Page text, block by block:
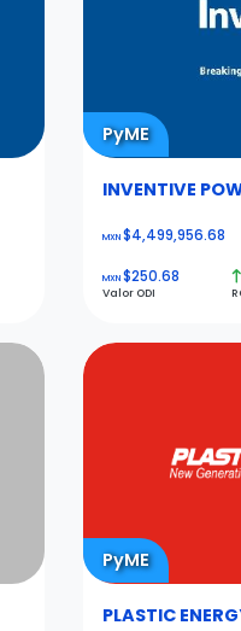
PyME
INVENTIVE
MXN$4,499,956.68
MXN$250.68
Valor ODI
PyME
PLASTIC